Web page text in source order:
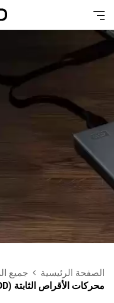
الصفحة الرئيسية
جميع
محركات الأقراص الثابتة (HDD)